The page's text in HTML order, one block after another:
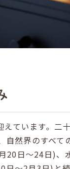
ています。二
然界のすべ
20日～24日)